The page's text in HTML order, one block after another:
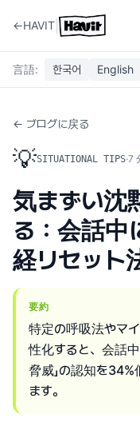
←HAVIT
言語: 한국어 English
← ブログに戻る
💡SITUATIONAL TIPS·7
気まずい沈
る：会話中
経リセット
要約
特定の呼吸法やマ
性化すると、会話
脅威」の認知を
ます。